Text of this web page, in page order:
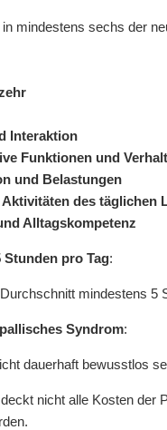
mindestens sechs der
Interaktion
Funktionen und
und Belastungen
des täglichen
Alltagskompetenz
pro Tag:
mindestens 5
Syndrom:
dauerhaft bewusstlos
nicht alle Kosten der